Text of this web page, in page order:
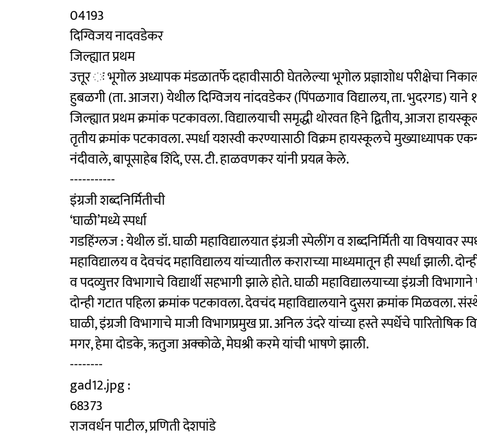
04193
दिग्विजय नादवडेकर
जिल्ह्यात प्रथम
उत्तूर ः भूगोल अध्यापक मंडळातर्फे दहावीसाठी घेतलेल्या भूगोल प्रज्ञाशोध परीक्षेचा
हुबळगी (ता. आजरा) येथील दिग्विजय नांदवडेकर (पिंपळगाव विद्यालय, ता. भुदरगड)
जिल्ह्यात प्रथम क्रमांक पटकावला. विद्यालयाची समृद्धी थोरवत हिने द्वितीय, आजरा
तृतीय क्रमांक‌ पटकावला. स्पर्धा यशस्वी करण्यासाठी विक्रम हायस्कूलचे मुख्याध्यापक
नंदीवाले, बापूसाहेब शिंदे, एस. टी‌. हाळवणकर यांनी प्रयत्न केले.
-----------
इंग्रजी शब्दनिर्मितीची
‘घाळी’मध्ये स्पर्धा
गडहिंग्लज : येथील डॉ. घाळी महाविद्यालयात इंग्रजी स्पेलींग व शब्दनिर्मिती या विषयावर
महाविद्यालय व देवचंद महाविद्यालय यांच्यातील कराराच्या माध्यमातून ही स्पर्धा झाली.
व पदव्युत्तर विभागाचे विद्यार्थी सहभागी झाले होते. घाळी महाविद्यालयाच्या इंग्रजी
दोन्ही गटात पहिला क्रमांक पटकावला. देवचंद महाविद्यालयाने दुसरा क्रमांक मिळवला.
घाळी, इंग्रजी विभागाचे माजी विभागप्रमुख प्रा. अनिल उंदरे यांच्या हस्ते स्पर्धेचे
मगर, हेमा दोडके, ऋतुजा अक्कोळे, मेघश्री करमे यांची भाषणे झाली.
--------
gad12.jpg :
68373
राजवर्धन पाटील, प्रणिती देशपांडे